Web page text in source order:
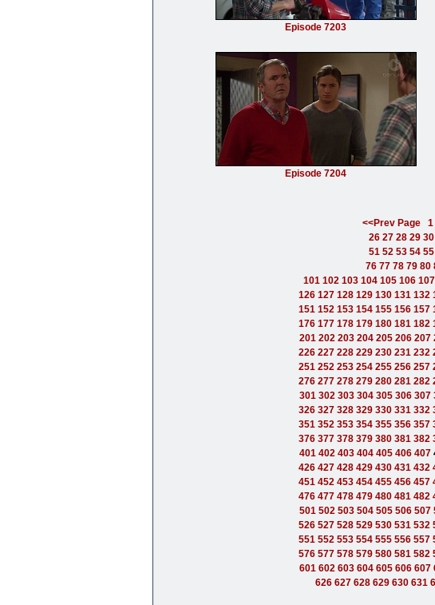
Episode 7203
Episode 7204
<<Prev Page 1
26 27 28 29 30
51 52 53 54 55
76 77 78 79 80
101 102 103 104 105 106 107
126 127 128 129 130 131 132
151 152 153 154 155 156 157
176 177 178 179 180 181 182
201 202 203 204 205 206 207
226 227 228 229 230 231 232
251 252 253 254 255 256 257
276 277 278 279 280 281 282
301 302 303 304 305 306 307
326 327 328 329 330 331 332
351 352 353 354 355 356 357
376 377 378 379 380 381 382
401 402 403 404 405 406 407
426 427 428 429 430 431 432
451 452 453 454 455 456 457
476 477 478 479 480 481 482
501 502 503 504 505 506 507
526 527 528 529 530 531 532
551 552 553 554 555 556 557
576 577 578 579 580 581 582
601 602 603 604 605 606 607
626 627 628 629 630 631